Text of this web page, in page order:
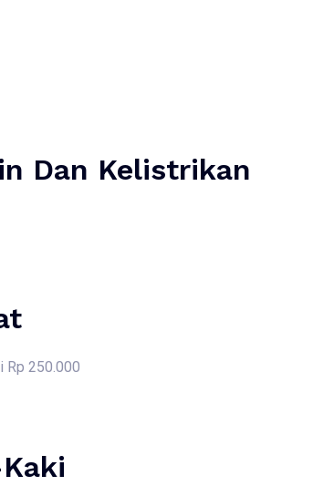
Dan Kelistrikan
Rp 250.000